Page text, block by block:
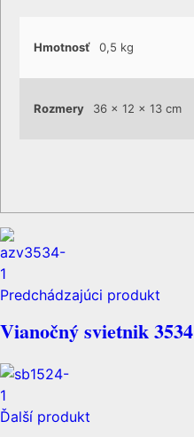
Hmotnosť 0,5 kg
Rozmery 36 × 12 × 13 cm
Predchádzajúci produkt
Vianočný svietnik 3534
Ďalší produkt